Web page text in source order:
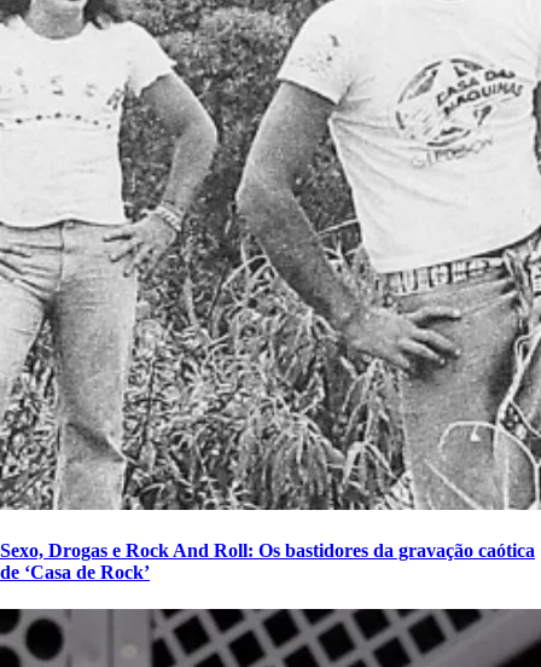
Sexo, Drogas e Rock And Roll: Os bastidores da gravação caótica
de ‘Casa de Rock’